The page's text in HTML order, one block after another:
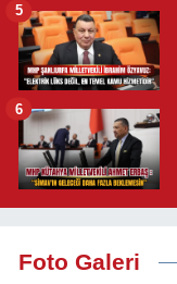
5
6
Foto Galeri